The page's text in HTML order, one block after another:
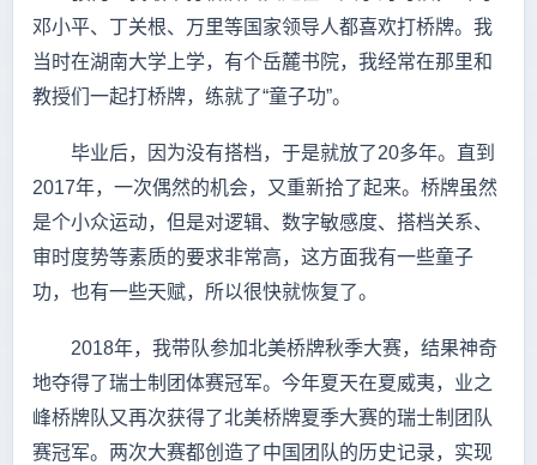
邓小平、丁关根、万里等国家领导人都喜欢打桥牌。我
当时在湖南大学上学，有个岳麓书院，我经常在那里和
教授们一起打桥牌，练就了“童子功”。
毕业后，因为没有搭档，于是就放了20多年。直到
2017年，一次偶然的机会，又重新拾了起来。桥牌虽然
是个小众运动，但是对逻辑、数字敏感度、搭档关系、
审时度势等素质的要求非常高，这方面我有一些童子
功，也有一些天赋，所以很快就恢复了。
2018年，我带队参加北美桥牌秋季大赛，结果神奇
地夺得了瑞士制团体赛冠军。今年夏天在夏威夷，业之
峰桥牌队又再次获得了北美桥牌夏季大赛的瑞士制团队
赛冠军。两次大赛都创造了中国团队的历史记录，实现